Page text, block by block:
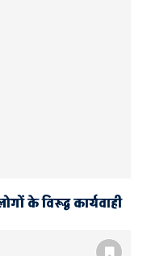
के विरूद्व कार्यवाही